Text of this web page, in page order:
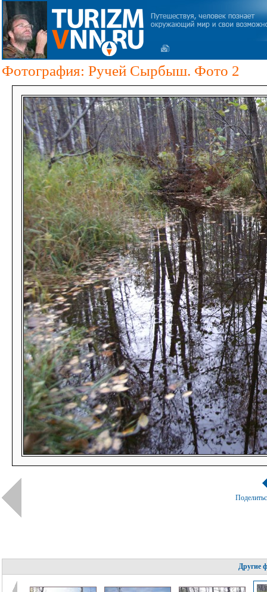
Фотография: Ручей Сырбыш. Фото 2
Другие